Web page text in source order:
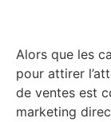
Alors que les
pour attirer
de ventes est
marketing